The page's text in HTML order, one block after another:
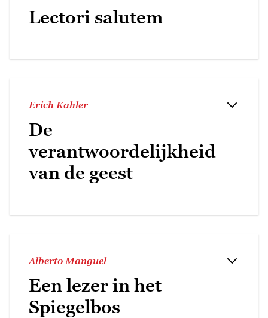
Lectori salutem
Erich Kahler
De
verantwoordelijkheid
van de geest
Alberto Manguel
Een lezer in het
Spiegelbos